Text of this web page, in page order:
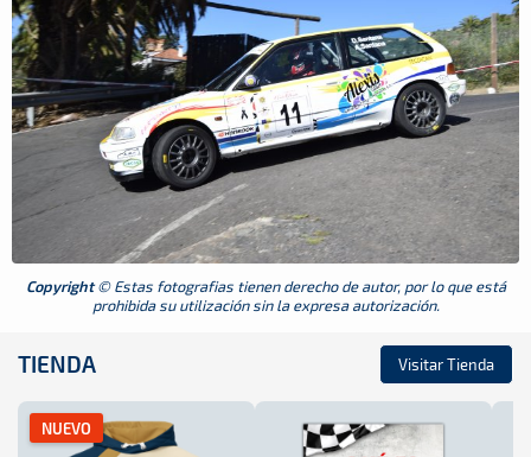
Copyright© Estas fotografias tienen derecho de autor, por lo que está
prohibida su utilización sin la expresa autorización.
TIENDA Visitar Tienda
NUEVO